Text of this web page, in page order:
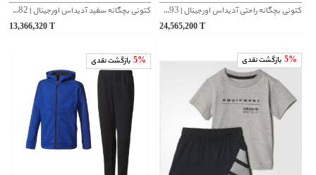
کتونی بچگانه سفید آدیداس اورجینال | IE5982
13,366,320
کتونی بچگانه راحتی آدیداس اورجینال | IG6993
24,565,200
5% بازگشت نقدی 5% بازگشت نقدی